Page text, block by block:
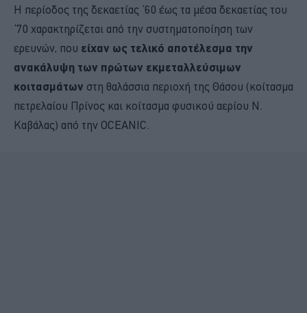
Η περίοδος της δεκαετίας ‘60 έως τα μέσα δεκαετίας του
‘70 χαρακτηρίζεται από την συστηματοποίηση των
ερευνών, που είχαν ως τελικό αποτέλεσμα την
ανακάλυψη των πρώτων εκμεταλλεύσιμων
κοιτασμάτων στη θαλάσσια περιοχή της Θάσου (κοίτασμα
πετρελαίου Πρίνος και κοίτασμα φυσικού αερίου Ν.
Καβάλας) από την OCEANIC.